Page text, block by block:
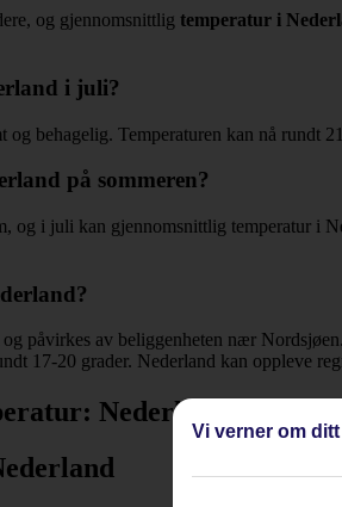
og gjennomsnittlig temperatur i
i juli?
behagelig. Temperaturen kan nå rundt
på sommeren?
og i juli kan gjennomsnittlig temperatur i
påvirkes av beliggenheten nær
17-20 grader. Nederland kan oppleve
Nederland
Vi verner om